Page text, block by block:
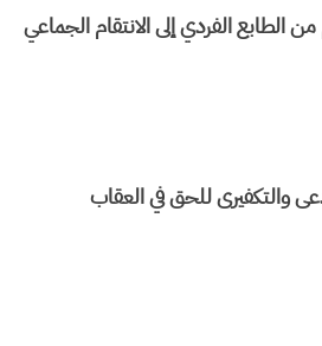
الطابع الفردي إلى الانتقام الجماعي
والتكفيرى للحق في العقاب